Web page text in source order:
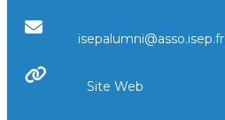
isepalumni@asso.isep.fr
Site Web